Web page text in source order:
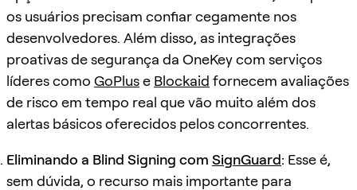
os usuários precisam confiar cegamente nos
desenvolvedores. Além disso, as integrações
proativas de segurança da OneKey com serviços
líderes como GoPluse Blockaid fornecem avaliações
de risco em tempo real que vão muito além dos
alertas básicos oferecidos pelos concorrentes.
Eliminando a Blind Signing com SignGuard: Esse é,
sem dúvida, o recurso mais importante para